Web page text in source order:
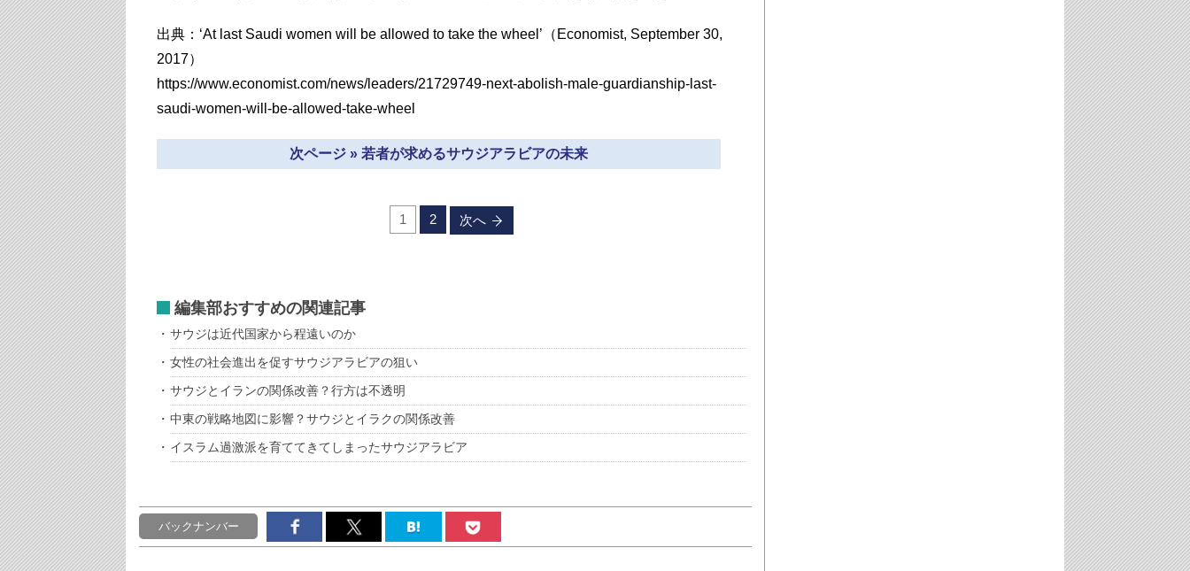
出典：‘At last Saudi women will be allowed to take the wheel’（Economist, September 30,
2017）
https://www.economist.com/news/leaders/21729749-next-abolish-male-guardianship-last-
saudi-women-will-be-allowed-take-wheel
次ページ » 若者が求めるサウジアラビアの未来
1 2 次へ
編集部おすすめの関連記事
サウジは近代国家から程遠いのか
女性の社会進出を促すサウジアラビアの狙い
サウジとイランの関係改善？行方は不透明
中東の戦略地図に影響？サウジとイラクの関係改善
イスラム過激派を育ててきてしまったサウジアラビア
バックナンバー